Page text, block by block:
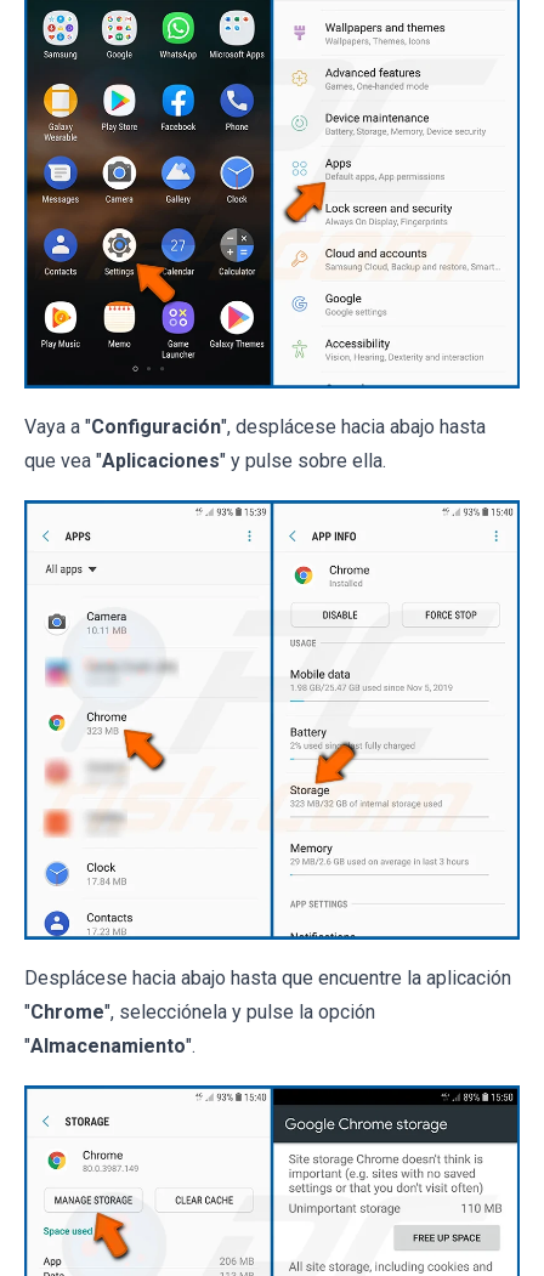
Vaya a "Configuración", desplácese hacia abajo hasta
que vea "Aplicaciones" y pulse sobre ella.
Desplácese hacia abajo hasta que encuentre la aplicación
"Chrome", selecciónela y pulse la opción
"Almacenamiento".